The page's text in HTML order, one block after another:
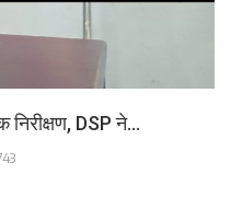
DSP ने...